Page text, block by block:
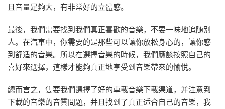
且音量足夠大，有非常好的立體感。
最後，我們需要找到我們真正喜歡的音樂，不要一味地追随别
人。在汽車中，你需要的是那些可以讓你放松身心的，讓你感
到舒适的音樂。所以在選擇音樂的時候，我們應該按照自己的
喜好來選擇，這樣才能夠真正地享受到音樂帶來的愉悅。
總而言之，隻要我們選擇了好的車載音樂下載渠道，并注意到
下載的音樂的音質問題，并且找到了真正适合自己的音樂，我